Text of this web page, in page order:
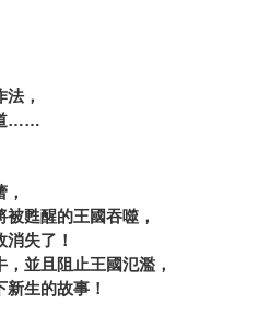
，
……
甦醒的王國吞噬，
失了！
並且阻止王國氾濫，
生的故事！